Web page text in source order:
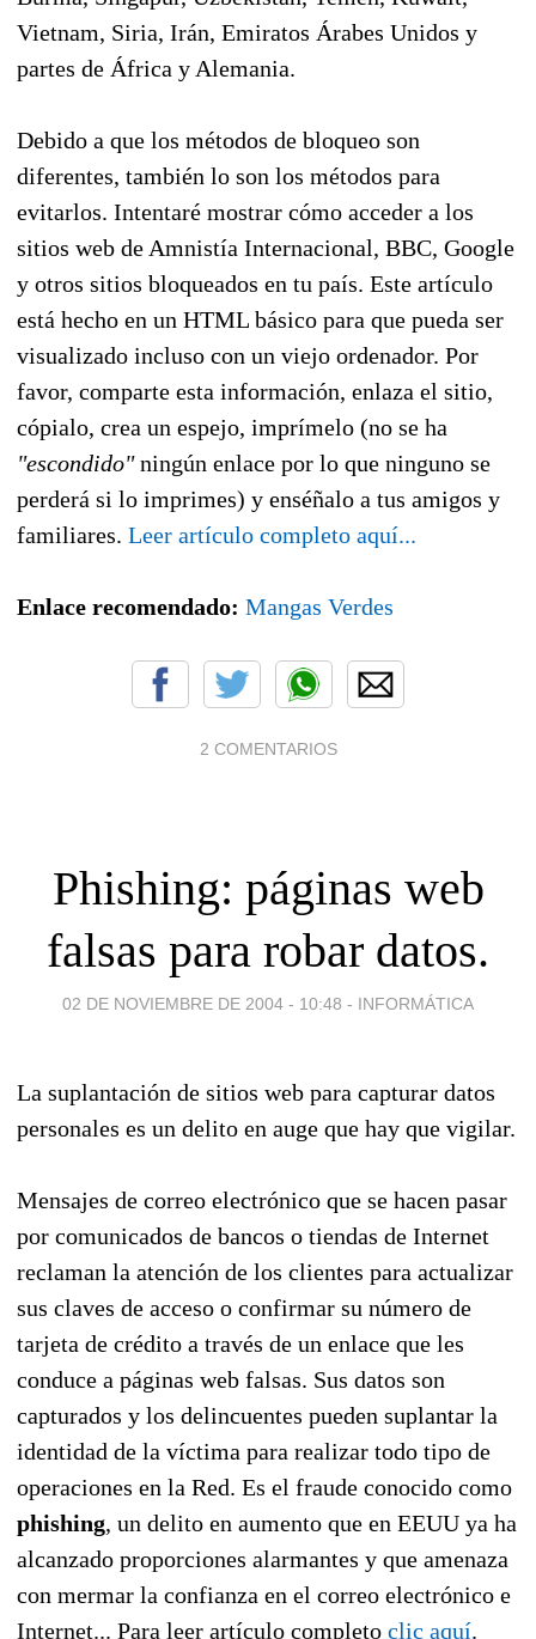
Vietnam, Siria, Irán, Emiratos Árabes Unidos y
partes de África y Alemania.
Debido a que los métodos de bloqueo son
diferentes, también lo son los métodos para
evitarlos. Intentaré mostrar cómo acceder a los
sitios web de Amnistía Internacional, BBC, Google
y otros sitios bloqueados en tu país. Este artículo
está hecho en un HTML básico para que pueda ser
visualizado incluso con un viejo ordenador. Por
favor, comparte esta información, enlaza el sitio,
cópialo, crea un espejo, imprímelo (no se ha
"escondido"ningún enlace por lo que ninguno se
perderá si lo imprimes) y enséñalo a tus amigos y
familiares. Leer artículo completo aquí...
Enlace recomendado: Mangas Verdes
2 COMENTARIOS
Phishing: páginas web
falsas para robar datos.
02 DE NOVIEMBRE DE 2004 - 10:48 - INFORMÁTICA
La suplantación de sitios web para capturar datos
personales es un delito en auge que hay que vigilar.
Mensajes de correo electrónico que se hacen pasar
por comunicados de bancos o tiendas de Internet
reclaman la atención de los clientes para actualizar
sus claves de acceso o confirmar su número de
tarjeta de crédito a través de un enlace que les
conduce a páginas web falsas. Sus datos son
capturados y los delincuentes pueden suplantar la
identidad de la víctima para realizar todo tipo de
operaciones en la Red. Es el fraude conocido como
phishing, un delito en aumento que en EEUU ya ha
alcanzado proporciones alarmantes y que amenaza
con mermar la confianza en el correo electrónico e
Internet... Para leer artículo completo clic aquí.